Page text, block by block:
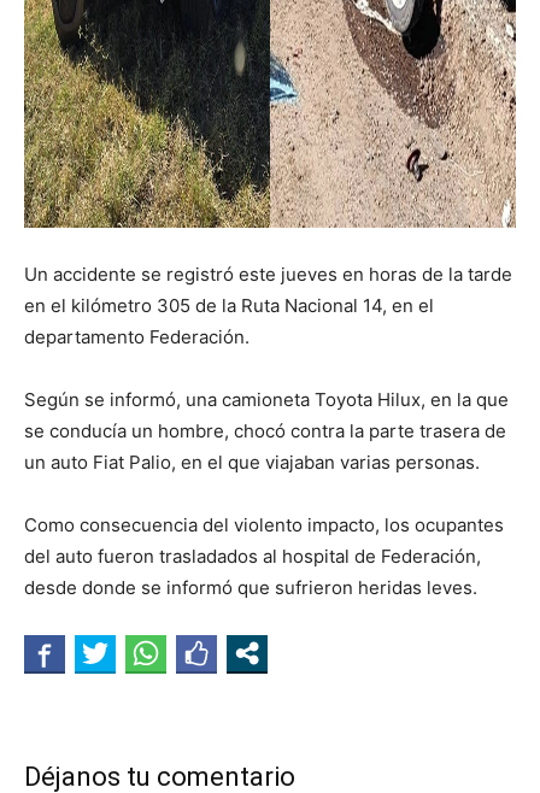
Un accidente se registró este jueves en horas de la tarde
en el kilómetro 305 de la Ruta Nacional 14, en el
departamento Federación.
Según se informó, una camioneta Toyota Hilux, en la que
se conducía un hombre, chocó contra la parte trasera de
un auto Fiat Palio, en el que viajaban varias personas.
Como consecuencia del violento impacto, los ocupantes
del auto fueron trasladados al hospital de Federación,
desde donde se informó que sufrieron heridas leves.
Déjanos tu comentario